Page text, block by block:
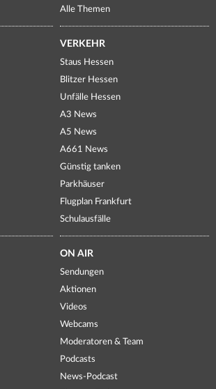
Alle Themen
VERKEHR
Staus Hessen
Blitzer Hessen
Unfälle Hessen
A3 News
A5 News
A661 News
Günstig tanken
Parkhäuser
Flugplan Frankfurt
Schulausfälle
ON AIR
Sendungen
Aktionen
Videos
Webcams
Moderatoren & Team
Podcasts
News-Podcast